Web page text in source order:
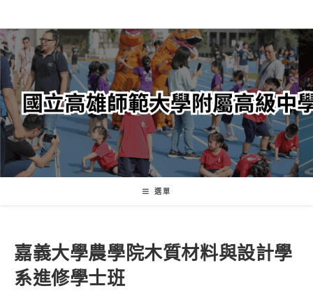
轉
至
主
內
容
選單
嘉義大學農學院木質材料與設計學
系進修學士班